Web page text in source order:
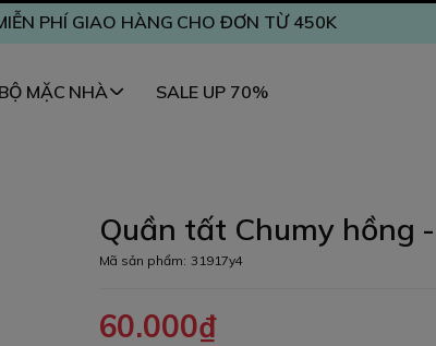
PHÍ GIAO HÀNG CHO ĐƠN TỪ 450K
BỘ MẶC NHÀ SALE UP 70%
Quần tất Chumy hồng
Mã sản phẩm: 31917y4
60.000₫